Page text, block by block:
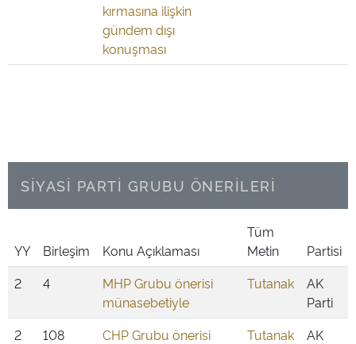
kırmasına ilişkin
gündem dışı
konuşması
SİYASİ PARTİ GRUBU ÖNERİLERİ
YY Birleşim Konu Açıklaması
Tüm
Metin
Partisi
2
4
MHP Grubu önerisi
münasebetiyle
Tutanak
AK
Parti
2
108
CHP Grubu önerisi
Tutanak
AK